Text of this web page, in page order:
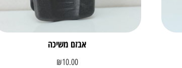
אבזם משיכה
₪10.00